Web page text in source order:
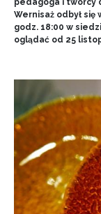
pedagoga i twórcy
Wernisaż odbył
godz. 18:00 w
oglądać od 25